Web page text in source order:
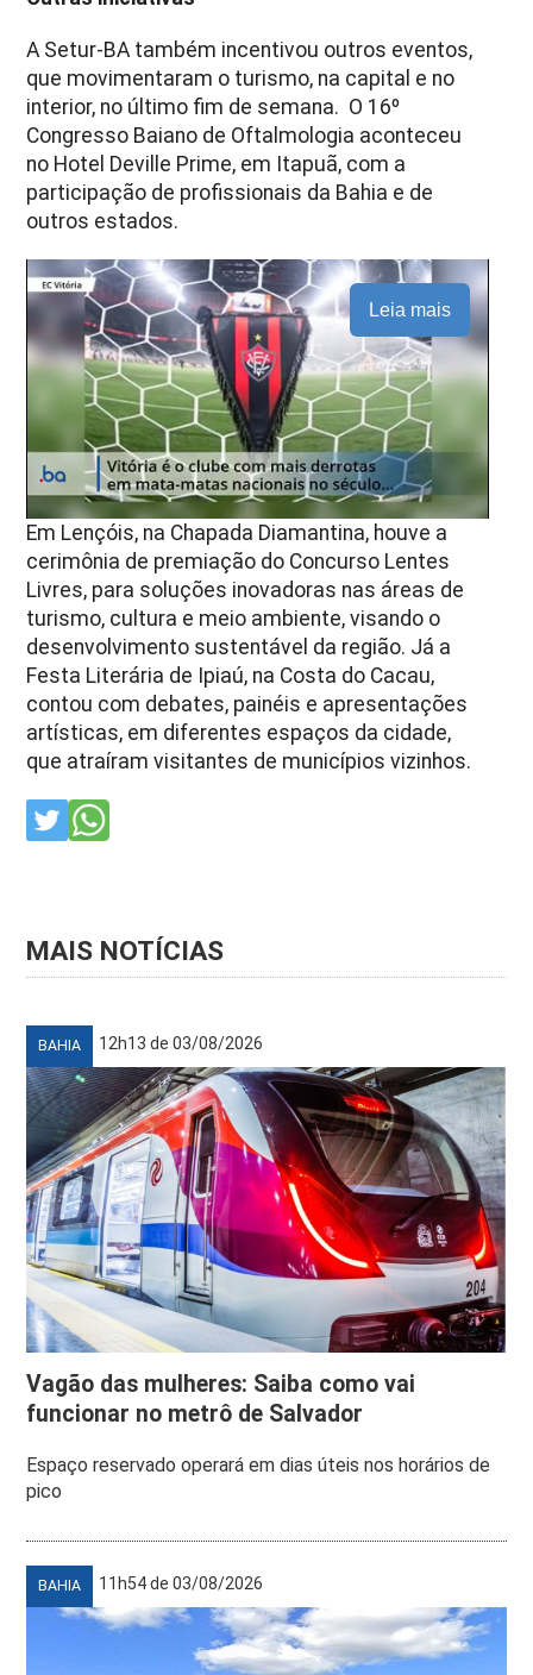
A Setur-BA também incentivou outros eventos,
que movimentaram o turismo, na capital e no
interior, no último fim de semana. O 16º
Congresso Baiano de Oftalmologia aconteceu
no Hotel Deville Prime, em Itapuã, com a
participação de profissionais da Bahia e de
outros estados.
Leia mais
Em Lençóis, na Chapada Diamantina, houve a
cerimônia de premiação do Concurso Lentes
Livres, para soluções inovadoras nas áreas de
turismo, cultura e meio ambiente, visando o
desenvolvimento sustentável da região. Já a
Festa Literária de Ipiaú, na Costa do Cacau,
contou com debates, painéis e apresentações
artísticas, em diferentes espaços da cidade,
que atraíram visitantes de municípios vizinhos.
MAIS NOTÍCIAS
BAHIA 12h13 de 03/08/2026
Vagão das mulheres: Saiba como vai
funcionar no metrô de Salvador
Espaço reservado operará em dias úteis nos horários de
pico
BAHIA 11h54 de 03/08/2026